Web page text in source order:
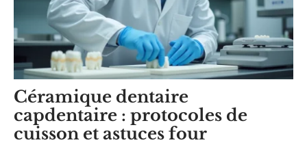
Céramique dentaire
capdentaire : protocoles de
cuisson et astuces four